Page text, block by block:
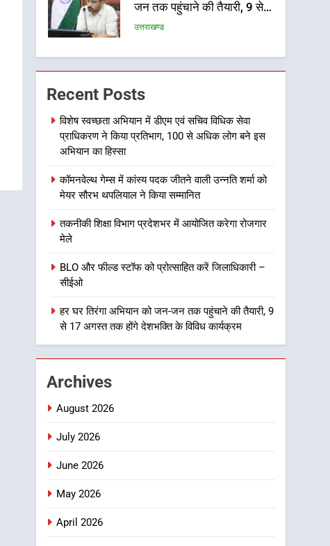
जन तक पहुंचाने की तैयारी, 9 से
17 अगस्त तक होंगे देशभक्ति के
उत्तराखण्ड
6
कावड़ मेले को सकुशल रूप से
संपन्न कराने के लिए खुद मैदान में
उतरे एसएसपी दून
7
मातृशक्ति को किया सम्मानित
उत्तराखण्ड
खेल महाकुंभ 2026ः 01 सितंबर
ट्रॉफी का मंच, न्याय पंचायत से
राज्य स्तर तक होगा प्रतिभा का
उत्तराखण्ड
विशेष स्वच्छता अभियान में डीएम
एवं सचिव विधिक सेवा प्राधिकरण
लोग बने इस अभियान का हिस्सा
उत्तराखण्ड
Recent Posts
विशेष स्वच्छता अभियान में डीएम एवं सचिव विधिक सेवा
प्राधिकरण ने किया प्रतिभाग, 100 से अधिक लोग बने इस
अभियान का हिस्सा
कॉमनवेल्थ गेम्स में कांस्य पदक जीतने वाली उन्नति शर्मा को
मेयर सौरभ थपलियाल ने किया सम्मानित
तकनीकी शिक्षा विभाग प्रदेशभर में आयोजित करेगा रोजगार
मेले
BLO और फील्ड स्टॉफ को प्रोत्साहित करें जिलाधिकारी –
सीईओ
हर घर तिरंगा अभियान को जन-जन तक पहुंचाने की तैयारी, 9
से 17 अगस्त तक होंगे देशभक्ति के विविध कार्यक्रम
Archives
August 2026
July 2026
June 2026
May 2026
April 2026